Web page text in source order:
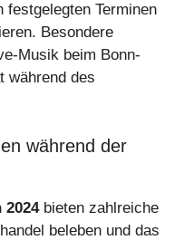
festgelegten Terminen
Besondere
Musik beim Bonn-
während des
während der
2024bieten zahlreiche
beleben und das